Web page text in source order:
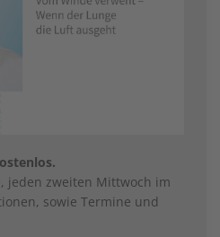
jeden zweiten Mittwoch im
sowie Termine und